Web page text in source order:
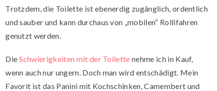
Trotzdem, die Toilette ist ebenerdig zugänglich, ordentlich
und sauber und kann durchaus von „mobilen“ Rollifahren
genutzt werden.
DieSchwierigkeiten mit der Toilette nehme ich in Kauf,
wenn auch nur ungern. Doch man wird entschädigt. Mein
Favorit ist das Panini mit Kochschinken, Camembert und